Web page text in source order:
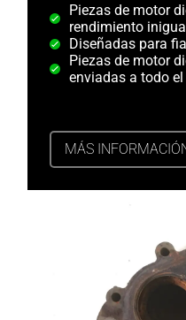
Piezas de motor
rendimiento
Diseñadas para
Piezas de motor
enviadas a todo
MÁS